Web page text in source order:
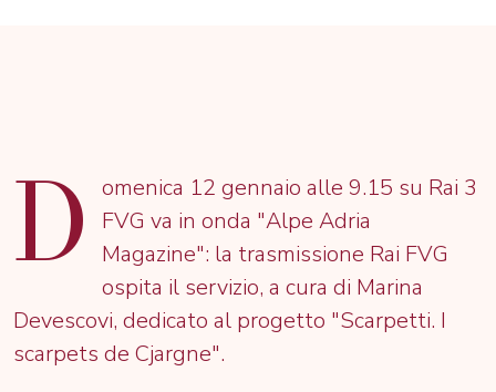
D
omenica 12 gennaio alle 9.15 su Rai 3
FVG va in onda "Alpe Adria
Magazine": la trasmissione Rai FVG
ospita il servizio, a cura di Marina
Devescovi, dedicato al progetto "Scarpetti. I
scarpets de Cjargne".